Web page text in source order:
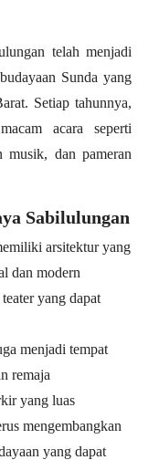
telah menjadi
Sunda yang
Setiap tahunnya,
acara seperti
musik, dan pameran
Sabilulungan
arsitektur yang
dan modern
yang dapat
menjadi tempat
remaja
yang luas
mengembangkan
yang dapat